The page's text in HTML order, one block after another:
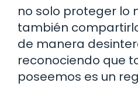
no solo proteger lo
también
de manera
reconociendo que
poseemos es un